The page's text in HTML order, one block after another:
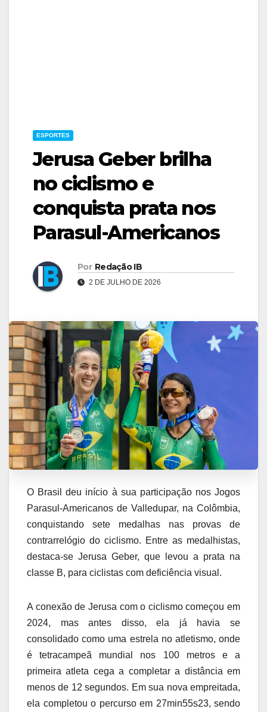
ESPORTES
Jerusa Geber brilha
no ciclismo e
conquista prata nos
Parasul-Americanos
Por Redação IB
2 DE JULHO DE 2026
O Brasil deu início à sua participação nos Jogos
Parasul-Americanos de Valledupar, na Colômbia,
conquistando sete medalhas nas provas de
contrarrelógio do ciclismo. Entre as medalhistas,
destaca-se Jerusa Geber, que levou a prata na
classe B, para ciclistas com deficiência visual.
A conexão de Jerusa com o ciclismo começou em
2024, mas antes disso, ela já havia se
consolidado como uma estrela no atletismo, onde
é tetracampeã mundial nos 100 metros e a
primeira atleta cega a completar a distância em
menos de 12 segundos. Em sua nova empreitada,
ela completou o percurso em 27min55s23, sendo